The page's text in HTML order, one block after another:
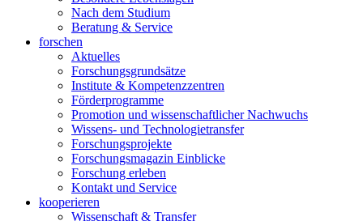
Nach dem Studium
Beratung & Service
forschen
Aktuelles
Forschungsgrundsätze
Institute & Kompetenzzentren
Förderprogramme
Promotion und wissenschaftlicher Nachwuchs
Wissens- und Technologietransfer
Forschungsprojekte
Forschungsmagazin Einblicke
Forschung erleben
Kontakt und Service
kooperieren
Wissenschaft & Transfer